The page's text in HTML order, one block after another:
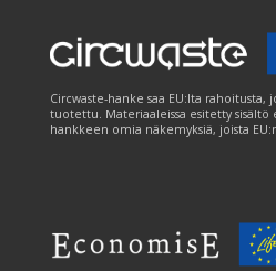
Circwaste-hanke saa EU:lta
tuotettu. Materiaaleissa esitetty sisältö
hankkeen omia näkemyksiä, joista